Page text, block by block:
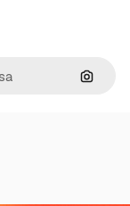
Cerca